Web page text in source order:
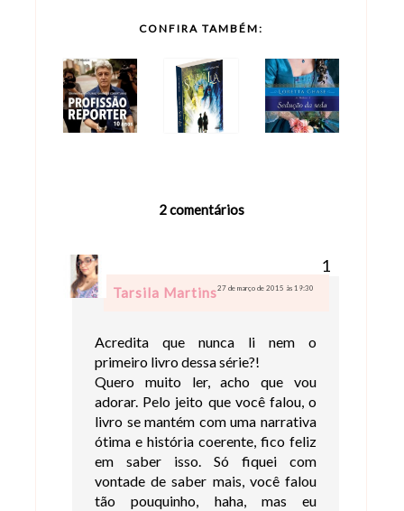
CONFIRA TAMBÉM:
2 comentários
Tarsila Martins27 de março de 2015 às 19:30
Acredita que nunca li nem o
primeiro livro dessa série?!
Quero muito ler, acho que vou
adorar. Pelo jeito que você falou, o
livro se mantém com uma narrativa
ótima e história coerente, fico feliz
em saber isso. Só fiquei com
vontade de saber mais, você falou
tão pouquinho, haha, mas eu